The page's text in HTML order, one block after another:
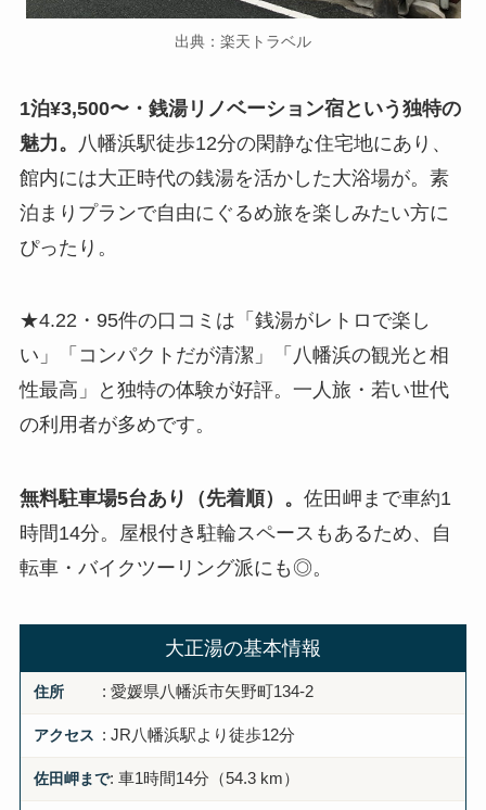
出典：楽天トラベル
1泊¥3,500〜・銭湯リノベーション宿という独特の
魅力。
八幡浜駅徒歩12分の閑静な住宅地にあり、
館内には大正時代の銭湯を活かした大浴場が。素
泊まりプランで自由にぐるめ旅を楽しみたい方に
ぴったり。
★4.22・95件の口コミは「銭湯がレトロで楽し
い」「コンパクトだが清潔」「八幡浜の観光と相
性最高」と独特の体験が好評。一人旅・若い世代
の利用者が多めです。
無料駐車場5台あり（先着順）。 佐田岬まで車約1
時間14分。屋根付き駐輪スペースもあるため、自
転車・バイクツーリング派にも◎。
大正湯の基本情報
住所 : 愛媛県八幡浜市矢野町134-2
アクセス : JR八幡浜駅より徒歩12分
佐田岬まで: 車1時間14分（54.3 km）